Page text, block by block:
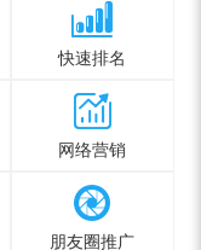
快速排名
网络营销
朋友圈推广